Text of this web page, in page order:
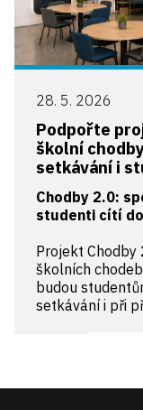
28. 5. 2026
Podpořte
školní
setkávání i
Chodby 2.0:
studenti cítí
Projekt Chodby
školních
budou
setkávání i při